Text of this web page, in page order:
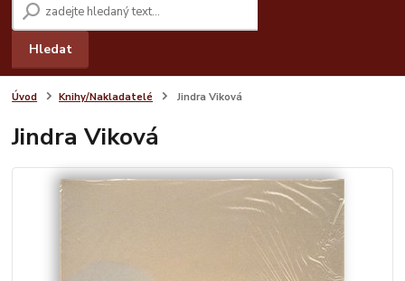
Hledat
Úvod Knihy/Nakladatelé Jindra Viková
Jindra Viková